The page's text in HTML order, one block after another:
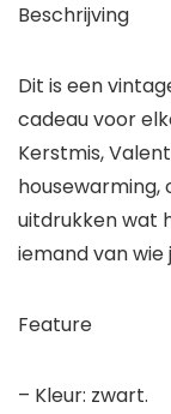
Beschrijving
Dit is een
cadeau voor
Kerstmis,
housewarming,
uitdrukken wat
iemand van wie
Feature
– Kleur: zwart.